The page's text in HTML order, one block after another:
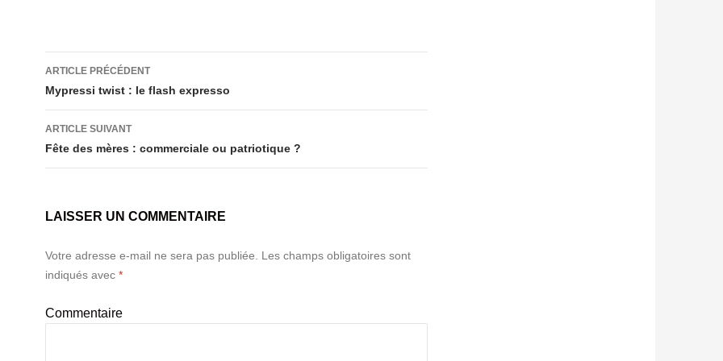
er e
b
o
o
k
Navigation
des
articles
ARTICLE PRÉCÉDENT
Mypressi twist : le flash expresso
ARTICLE SUIVANT
Fête des mères : commerciale ou patriotique ?
LAISSER UN COMMENTAIRE
Votre adresse e-mail ne sera pas publiée.
Les champs obligatoires sont
indiqués avec *
Commentaire